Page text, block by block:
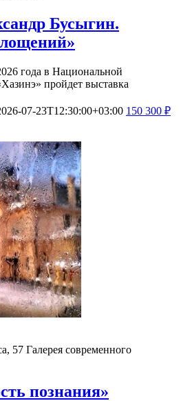
Бусыгин.
года в Национальной
пройдет выставка
07-23T12:30:00+03:00 150 300 ₽
57 Галерея современного
познания»